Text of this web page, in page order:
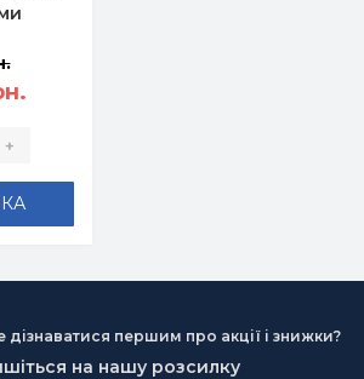
+
дізнаватися першим про акції і знижки?
на нашу розсилку